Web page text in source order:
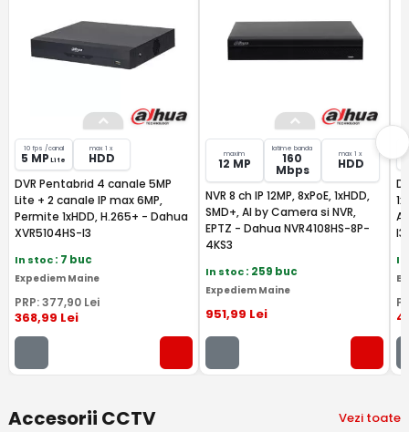
10 fps /canal
5 MP Lite
max 1 x
HDD
DVR Pentabrid 4 canale 5MP
Lite + 2 canale IP max 6MP,
Permite 1xHDD, H.265+ - Dahua
XVR5104HS-I3
In stoc: 7 buc
Expediem Maine
PRP:377,90Lei
368,99 Lei
maxim
12 MP
latime banda
160
Mbps
max 1 x
HDD
NVR 8 ch IP 12MP, 8xPoE, 1xHDD,
SMD+, AI by Camera si NVR,
EPTZ - Dahua NVR4108HS-8P-
4KS3
In stoc: 259 buc
Expediem Maine
951,99 Lei
I3
Accesorii CCTV Vezi toate